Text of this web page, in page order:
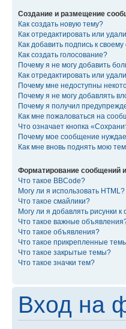
Создание и размещение
Как создать новую тему?
Как отредактировать или
Как добавить подпись к
Как создать голосование?
Почему я не могу добавить
Как отредактировать или
Почему мне недоступны
Почему я не могу добавлять
Почему я получил
Как мне пожаловаться на
Что означает кнопка
Почему мое сообщение
Как мне вновь поднять мою
Форматирование сообщений
Что такое BBCode?
Могу ли я использовать HTML?
Что такое смайлики?
Могу ли я добавлять рисунки
Что такое важные
Что такое объявления?
Что такое прикрепленные
Что такое закрытые темы?
Что такое значки тем?
Вход на